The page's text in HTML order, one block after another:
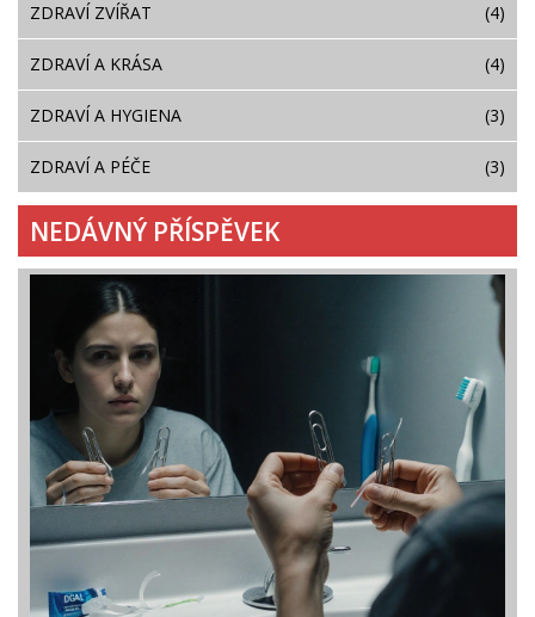
ZDRAVÍ ZVÍŘAT (4)
ZDRAVÍ A KRÁSA (4)
ZDRAVÍ A HYGIENA (3)
ZDRAVÍ A PÉČE (3)
NEDÁVNÝ PŘÍSPĚVEK